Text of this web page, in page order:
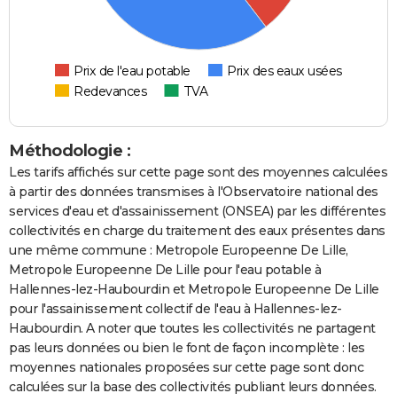
Prix de l'eau potable
Prix des eaux usées
Redevances
TVA
Méthodologie :
Les tarifs affichés sur cette page sont des moyennes calculées
à partir des données transmises à l'Observatoire national des
services d'eau et d'assainissement (ONSEA) par les différentes
collectivités en charge du traitement des eaux présentes dans
une même commune : Metropole Europeenne De Lille,
Metropole Europeenne De Lille pour l'eau potable à
Hallennes-lez-Haubourdin et Metropole Europeenne De Lille
pour l'assainissement collectif de l'eau à Hallennes-lez-
Haubourdin. A noter que toutes les collectivités ne partagent
pas leurs données ou bien le font de façon incomplète : les
moyennes nationales proposées sur cette page sont donc
calculées sur la base des collectivités publiant leurs données.